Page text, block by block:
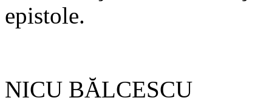
epistole.
NICU BĂLCESCU